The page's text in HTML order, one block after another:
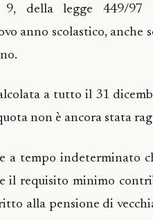
9, della legge 449/97
anno scolastico,
a tutto il 31
non è ancora stata
a tempo indeterminato
il requisito minimo
alla pensione di